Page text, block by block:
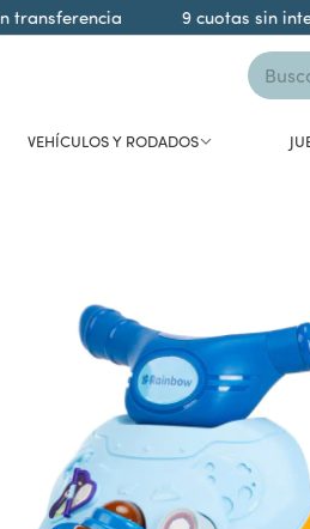
9 cuotas sin
VEHÍCULOS Y RODADOS